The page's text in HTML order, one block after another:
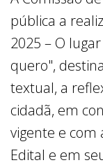
pública a
2025 – O
quero",
textual, a
cidadã, em
vigente e com
Edital e em